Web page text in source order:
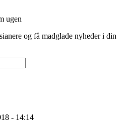
ugen
og få madglade nyheder i din
- 14:14